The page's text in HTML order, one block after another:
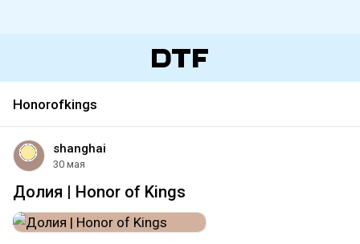
Honorofkings
shanghai
30 мая
Долия | Honor of Kings